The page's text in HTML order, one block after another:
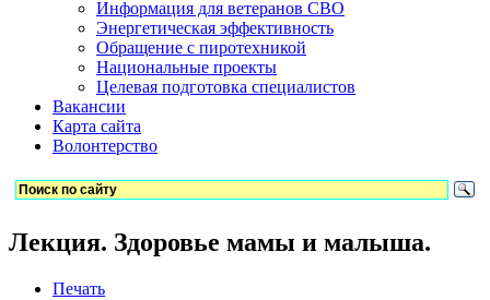
Информация для ветеранов СВО
Энергетическая эффективность
Обращение с пиротехникой
Национальные проекты
Целевая подготовка специалистов
Вакансии
Карта сайта
Волонтерство
Лекция. Здоровье мамы и малыша.
Печать